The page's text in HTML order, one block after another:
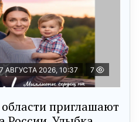
7 АВГУСТА 2026, 10:37 7
приглашают